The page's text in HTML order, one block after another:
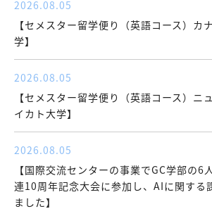
2026.08.05
【セメスター留学便り（英語コース）カ
学】
2026.08.05
【セメスター留学便り（英語コース）ニ
イカト大学】
2026.08.05
【国際交流センターの事業でGC学部の6
連10周年記念大会に参加し、AIに関する
ました】